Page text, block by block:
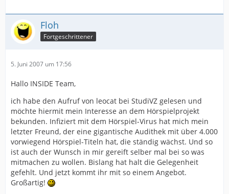
etwas herausfordernder.
Voraussetzung ist einfach, dass du dich bei uns im
Forum mal anmeldest, dich kurz vorstellst und Interesse
bekundest. Dann wirst du mit Infos zugeschüttet *g*.
bilden, ob das, was wir tun für dich nicht ZU banal ist.
In den ersten 2 Teilen hatten wir Sven Plate als Gaststar
den Sternen.
Als Vorbereitung auf evt. Aufnahmen wird das Script
zum Download ins Forum gestellt - das sollte vorher
einmal gelesen werden, klar.
Mehr ist da eigentlich nicht. Außer, dass es einen
Wahnsinns-Spaß macht, vorm Mikro zu stehen und sich
Floh
Fortgeschrittener
5. Juni 2007 um 17:56
Hallo INSIDE Team,
ich habe den Aufruf von leocat bei StudiVZ gelesen und
möchte hiermit mein Interesse an dem Hörspielprojekt
bekunden. Infiziert mit dem Hörspiel-Virus hat mich mein
letzter Freund, der eine gigantische Audithek mit über 4.000
vorwiegend Hörspiel-Titeln hat, die ständig wächst. Und so
ist auch der Wunsch in mir gereift selber mal bei so was
mitmachen zu wollen. Bislang hat halt die Gelegenheit
gefehlt. Und jetzt kommt ihr mit so einem Angebot.
Großartig!